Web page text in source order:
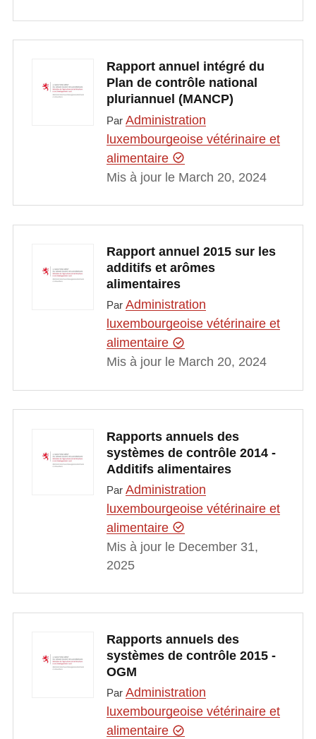
Rapport annuel intégré du
Plan de contrôle national
pluriannuel (MANCP)
Par Administration
luxembourgeoise vétérinaire et
alimentaire
Mis à jour le March 20, 2024
Rapport annuel 2015 sur les
additifs et arômes
alimentaires
Par Administration
luxembourgeoise vétérinaire et
alimentaire
Mis à jour le March 20, 2024
Rapports annuels des
systèmes de contrôle 2014 -
Additifs alimentaires
Par Administration
luxembourgeoise vétérinaire et
alimentaire
Mis à jour le December 31,
2025
Rapports annuels des
systèmes de contrôle 2015 -
OGM
Par Administration
luxembourgeoise vétérinaire et
alimentaire